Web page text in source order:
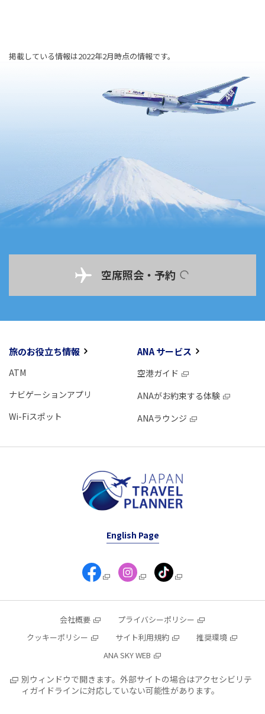
掲載している情報は2022年2月時点の情報です。
空席照会・予約
旅のお役立ち情報
ATM
ナビゲーションアプリ
Wi-Fiスポット
ANA サービス
空港ガイド
ANAがお約束する体験
ANAラウンジ
English Page
会社概要
プライバシーポリシー
クッキーポリシー
サイト利用規約
推奨環境
ANA SKY WEB
別ウィンドウで開きます。外部サイトの場合はアクセシビリテ
ィガイドラインに対応していない可能性があります。